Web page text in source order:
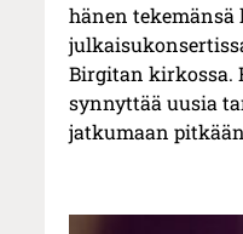
hänen
Birgitan kirkossa.
synnyttää uusia
jatkumaan